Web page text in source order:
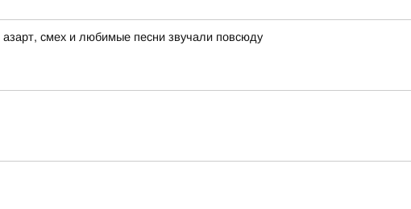
смех и любимые песни звучали повсюду